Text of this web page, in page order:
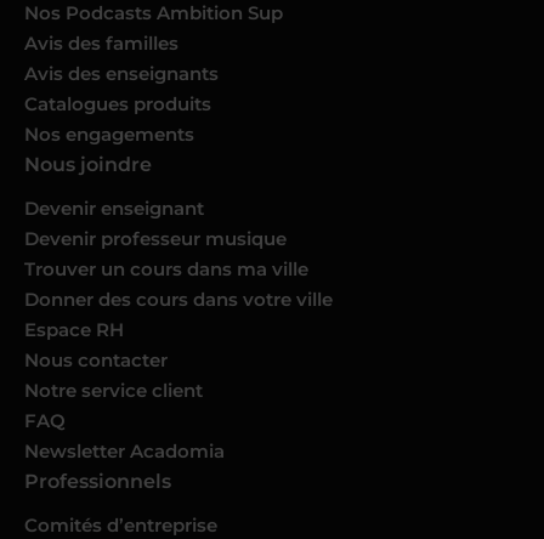
Nos Podcasts Ambition Sup
Avis des familles
Avis des enseignants
Catalogues produits
Nos engagements
Nous joindre
Devenir enseignant
Devenir professeur musique
Trouver un cours dans ma ville
Donner des cours dans votre ville
Espace RH
Nous contacter
Notre service client
FAQ
Newsletter Acadomia
Professionnels
Comités d’entreprise